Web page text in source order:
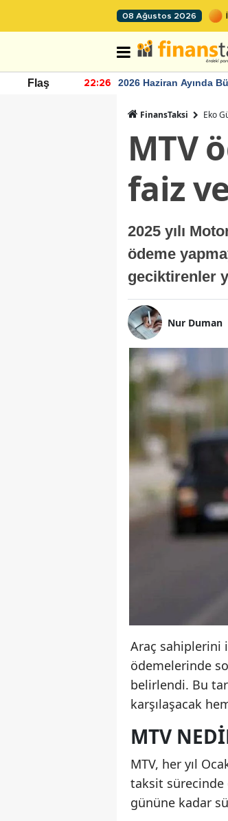
08 Ağustos 2026
Flaş 22:26
2026 Haziran Ayında
FinansTaksi Eko
MTV
faiz
2025 yılı
ödeme
geciktirenler
Nur Duman
Araç sahiplerini
ödemelerinde
belirlendi. Bu
karşılaşacak
MTV
MTV, her yıl
taksit sürecinde
gününe kadar